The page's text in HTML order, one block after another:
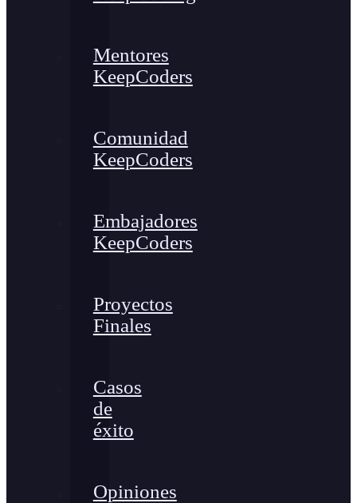
Mentores
KeepCoders
Comunidad
KeepCoders
Embajadores
KeepCoders
Proyectos
Finales
Casos
de
éxito
Opiniones